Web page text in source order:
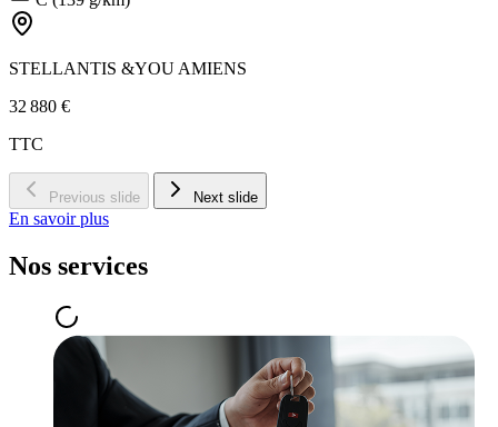
STELLANTIS &YOU AMIENS
32 880 €
TTC
Previous slide Next slide
En savoir plus
Nos services